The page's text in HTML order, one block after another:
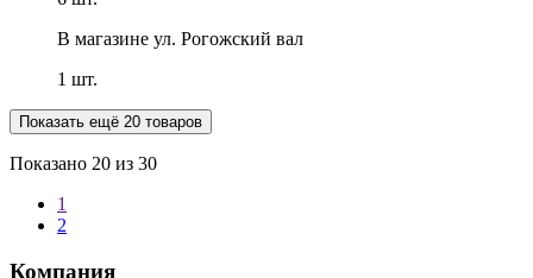
В магазине ул. Рогожский вал
1 шт.
Показать ещё 20 товаров
Показано 20 из 30
1
2
Компания